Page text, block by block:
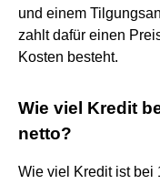
und einem
zahlt dafür einen
Kosten besteht.
Wie viel Kredit
netto?
Wie viel Kredit ist bei